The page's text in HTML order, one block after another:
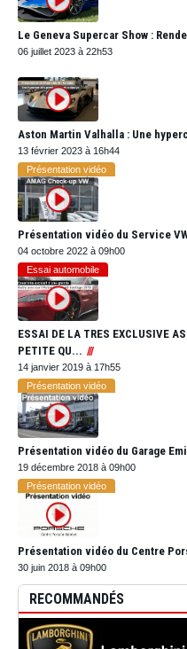
Le Geneva Supercar Show :
06 juillet 2023 à 22h53
Aston Martin Valhalla : Une
13 février 2023 à 16h44
Présentation vidéo
Présentation vidéo du Service
04 octobre 2022 à 09h00
Essai automobile
ESSAI DE LA TRES EXCLUSIVE
PETITE QU...
14 janvier 2019 à 17h55
Présentation vidéo
Présentation vidéo du Garage
19 décembre 2018 à 09h00
Présentation vidéo
Présentation vidéo du Centre
30 juin 2018 à 09h00
RECOMMANDÉS